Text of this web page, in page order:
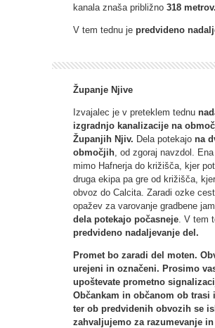
kanala znaša približno 318 metrov.
V tem tednu je predvideno
Županje Njive
Izvajalec je v preteklem tednu
izgradnjo kanalizacije na
Županjih Njiv. Dela potekajo na
območjih , od zgoraj navzdol.
mimo Hafnerja do križišča, kjer
druga ekipa pa gre od križišča,
obvoz do Calcita. Zaradi ozke
opažev za varovanje gradbene
dela potekajo počasneje . V tem
predvideno nadaljevanje del.
Promet bo zaradi del moten.
urejeni in označeni. Prosimo
upoštevate prometno
Občankam in občanom ob trasi
ter ob predvidenih obvozih se
zahvaljujemo za razumevanje in